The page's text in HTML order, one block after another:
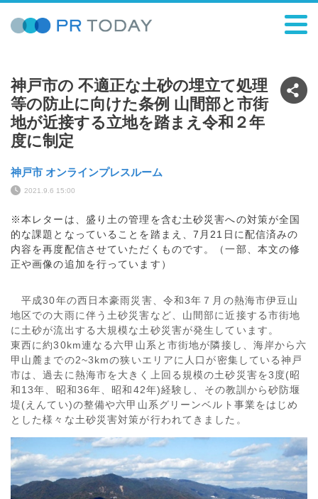
神戸市の 不適正な土砂の埋立て処理
等の防止に向けた条例 山間部と市街
地が近接する立地を踏まえ令和２年
度に制定
神戸市 オンラインプレスルーム
2021.9.6 15:00
※本レターは、盛り土の管理を含む土砂災害への対策が全国
的な課題となっていることを踏まえ、7月21日に配信済みの
内容を再度配信させていただくものです。（一部、本文の修
正や画像の追加を行っています）
平成30年の西日本豪雨災害、令和3年７月の熱海市伊豆山
地区での大雨に伴う土砂災害など、山間部に近接する市街地
に土砂が流出する大規模な土砂災害が発生しています。
東西に約30km連なる六甲山系と市街地が隣接し、海岸から六
甲山麓までの2~3kmの狭いエリアに人口が密集している神戸
市は、過去に熱海市を大きく上回る規模の土砂災害を3度(昭
和13年、昭和36年、昭和42年)経験し、その教訓から砂防堰
堤(えんてい)の整備や六甲山系グリーンベルト事業をはじめ
とした様々な土砂災害対策が行われてきました。